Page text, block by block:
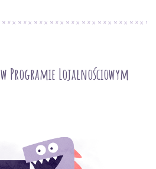
w Programie Lojalnościowym